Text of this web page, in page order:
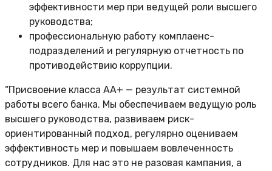
эффективности мер при ведущей роли высшего
руководства;
профессиональную работу комплаенс-
подразделений и регулярную отчетность по
противодействию коррупции.
“Присвоение класса АА+ — результат системной
работы всего банка. Мы обеспечиваем ведущую роль
высшего руководства, развиваем риск-
ориентированный подход, регулярно оцениваем
эффективность мер и повышаем вовлеченность
сотрудников. Для нас это не разовая кампания, а